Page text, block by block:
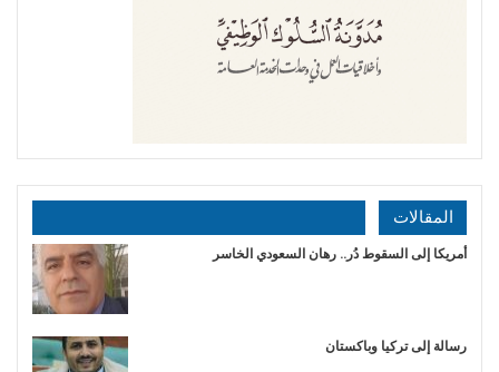
المقالات
أمريكا إلى السقوط دُر.. رهان السعودي الخاسر
رسالة إلى تركيا وباكستان